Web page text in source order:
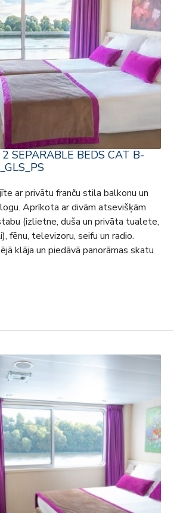
SEPARABLE BEDS CAT B-
ar privātu franču stila balkonu un
Aprīkota ar divām atsevišķām
(izlietne, duša un privāta tualete,
fēnu, televizoru, seifu un radio.
klāja un piedāvā panorāmas skatu